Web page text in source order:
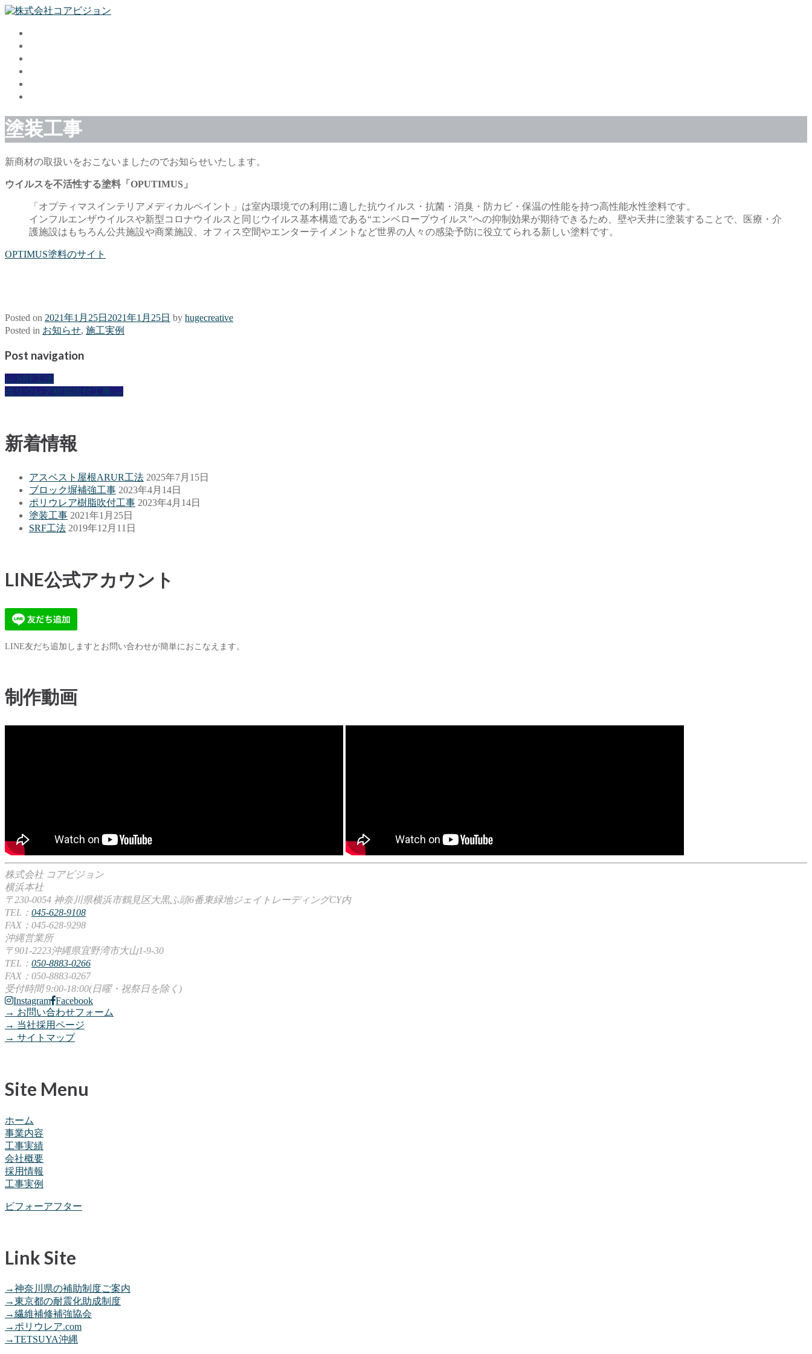
塗装工事
新商材の取扱いをおこないましたのでお知らせいたします。
ウイルスを不活性する塗料「OPUTIMUS」
「オプティマスインテリアメディカルペイント」は室内環境での利用に適した抗ウイルス・抗菌・消臭・防カビ・保温の性能を持つ高性能水性塗料です。
インフルエンザウイルスや新型コロナウイルスと同じウイルス基本構造である“エンベロープウイルス”への抑制効果が期待できるため、壁や天井に塗装することで、医療・介
護施設はもちろん公共施設や商業施設、オフィス空間やエンターテイメントなど世界の人々の感染予防に役立てられる新しい塗料です。
OPTIMUS塗料のサイト
Posted on 2021年1月25日 2021年1月25日 by hugecreative
Posted in お知らせ, 施工実例
Post navigation
← SRF工法
ポリウレア樹脂吹付工事 →
新着情報
アスベスト屋根ARUR工法 2025年7月15日
ブロック塀補強工事 2023年4月14日
ポリウレア樹脂吹付工事 2023年4月14日
塗装工事 2021年1月25日
SRF工法 2019年12月11日
LINE公式アカウント
LINE友だち追加しますとお問い合わせが簡単におこなえます。
制作動画
株式会社 コアビジョン
横浜本社
〒230-0054 神奈川県横浜市鶴見区大黒ふ頭6番東緑地ジェイトレーディングCY内
TEL： 045-628-9108
FAX：045-628-9298
沖縄営業所
〒901-2223沖縄県宜野湾市大山1-9-30
TEL： 050-8883-0266
FAX：050-8883-0267
受付時間 9:00-18:00(日曜・祝祭日を除く)
Instagram Facebook
→ お問い合わせフォーム
→ 当社採用ページ
→ サイトマップ
Site Menu
ホーム
事業内容
工事実績
会社概要
採用情報
工事実例
ビフォーアフター
Link Site
→神奈川県の補助制度ご案内
→東京都の耐震化助成制度
→繊維補修補強協会
→ポリウレア.com
→TETSUYA沖縄